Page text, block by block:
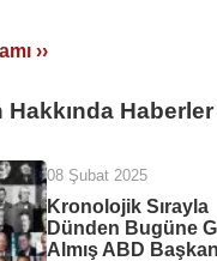
kızlık soyadını
boyunca Arkansas
Standartları
başladı. Bu
pek çok çalışma
››
Haberler
08 Şubat 2025
Kronolojik Sırayla
Dünden Bugüne
Almış ABD